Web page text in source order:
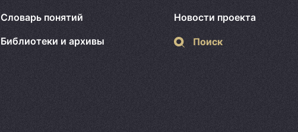
Словарь понятий
Библиотеки и архивы
Новости проекта
Поиск